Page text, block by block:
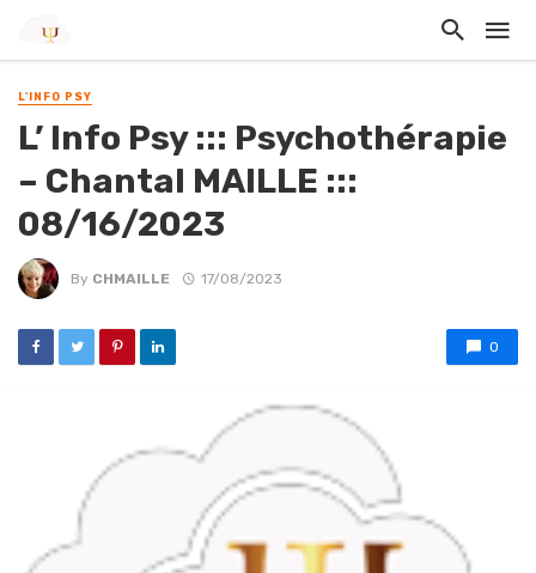
L'INFO PSY
L’ Info Psy ::: Psychothérapie
– Chantal MAILLE :::
08/16/2023
By CHMAILLE 17/08/2023
0